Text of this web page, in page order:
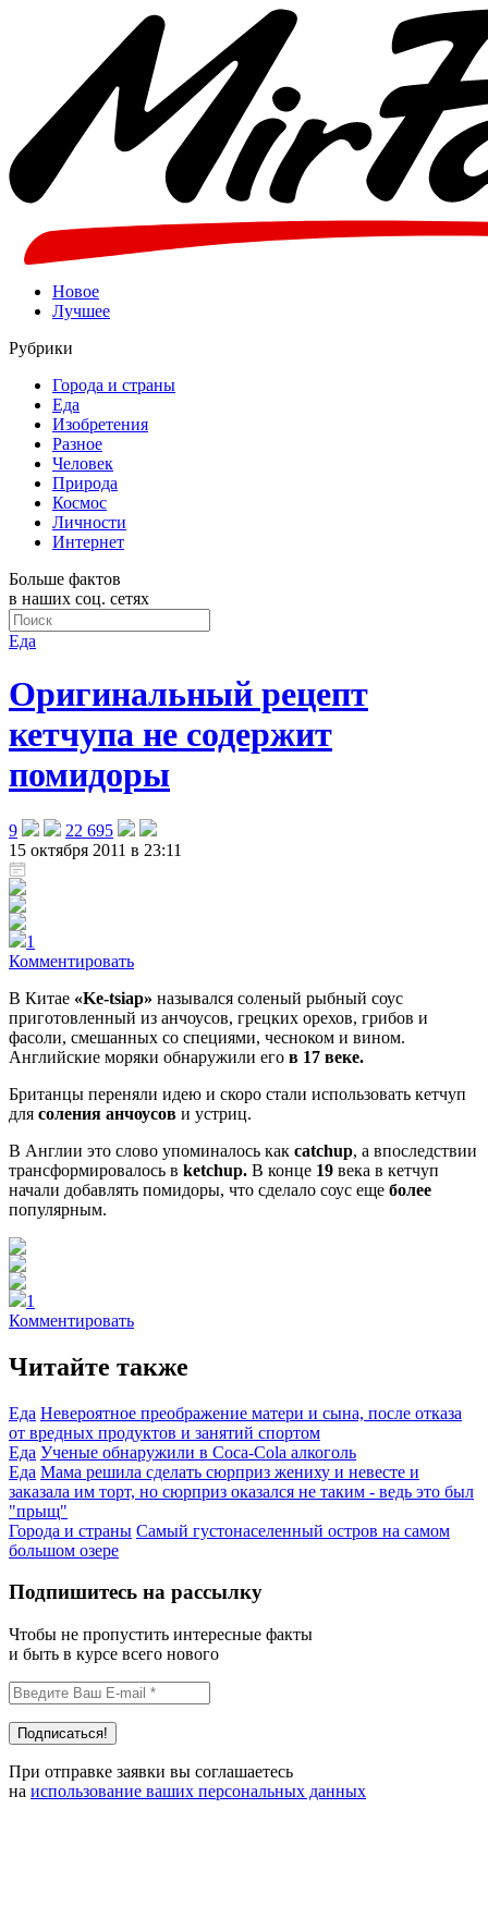
Новое
Лучшее
Рубрики
Города и страны
Еда
Изобретения
Разное
Человек
Природа
Космос
Личности
Интернет
Больше фактов
в наших соц. сетях
Еда
Оригинальный рецепт
кетчупа не содержит
помидоры
9
22 695
15 октября 2011 в 23:11
1
Комментировать
В Китае «Ke-tsiap» назывался соленый рыбный соус
приготовленный из анчоусов, грецких орехов, грибов и
фасоли, смешанных со специями, чесноком и вином.
Английские моряки обнаружили его в 17 веке.
Британцы переняли идею и скоро стали использовать кетчуп
для соления анчоусов и устриц.
В Англии это слово упоминалось как catchup, а впоследствии
трансформировалось в ketchup. В конце 19 века в кетчуп
начали добавлять помидоры, что сделало соус еще более
популярным.
1
Комментировать
Читайте также
Еда Невероятное преображение матери и сына, после отказа
от вредных продуктов и занятий спортом
Еда Ученые обнаружили в Coca-Cola алкоголь
Еда Мама решила сделать сюрприз жениху и невесте и
заказала им торт, но сюрприз оказался не таким - ведь это был
"прыщ"
Города и страны Самый густонаселенный остров на самом
большом озере
Подпишитесь на рассылку
Чтобы не пропустить интересные факты
и быть в курсе всего нового
При отправке заявки вы соглашаетесь
на использование ваших персональных данных